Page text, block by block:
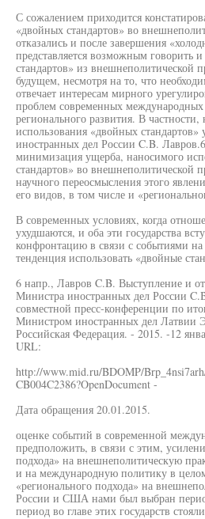
С сожалением приходится
«двойных стандартов» во
отказались и после завершения
представляется возможным говорить
стандартов» из внешнеполитической
будущем, несмотря на то, что
отвечает интересам мирного
проблем современных
регионального развития. В частности,
использования «двойных
иностранных дел России C.B.
минимизация ущерба, наносимого
стандартов» во внешнеполитической
научного переосмысления этого
его видов, в том числе и
В современных условиях, когда
ухудшаются, и оба эти государства
конфронтацию в связи с событиями
тенденция использовать «двойные
6 напр., Лавров C.B. Выступление и
Министра иностранных дел России
совместной пресс-конференции по
Министром иностранных дел Латвии
Российская Федерация. - 2015. -12
URL:
http://www.mid.ru/BDOMP/
CB004C2386?OpenDocument -
Дата обращения 20.01.2015.
оценке событий в современной
предположить, в связи с этим,
подхода» на внешнеполитическую
и на международную политику в
«регионального подхода» на
России и США нами был выбран
период во главе этих государств